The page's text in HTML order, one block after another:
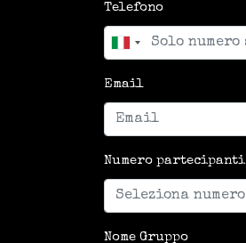
Telefono
Email
Numero partecipanti
Nome Gruppo